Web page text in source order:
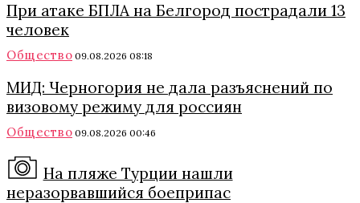
При атаке БПЛА на Белгород пострадали 13
человек
Общество 09.08.2026 08:18
МИД: Черногория не дала разъяснений по
визовому режиму для россиян
Общество 09.08.2026 00:46
На пляже Турции нашли
неразорвавшийся боеприпас